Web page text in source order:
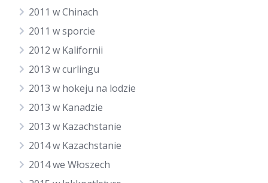
2011 w Chinach
2011 w sporcie
2012 w Kalifornii
2013 w curlingu
2013 w hokeju na lodzie
2013 w Kanadzie
2013 w Kazachstanie
2014 w Kazachstanie
2014 we Włoszech